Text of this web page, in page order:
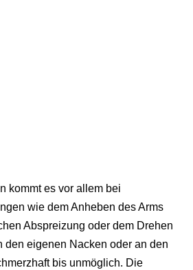
kommt es vor allem bei
wie dem Anheben des Arms
Abspreizung oder dem Drehen
den eigenen Nacken oder an den
bis unmöglich. Die